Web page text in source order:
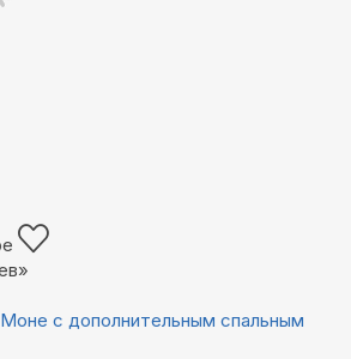
с дополнительным спальным